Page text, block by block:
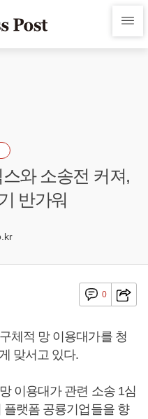
와 소송전 커져,
반가워
0
체적 망 이용대가를 청
맞서고 있다.
이용대가 관련 소송 1심
랫폼 공룡기업들을 향